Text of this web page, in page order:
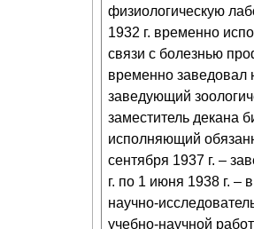
физиологическую
1932 г. временно
связи с болезнью
временно
заведующий
заместитель декана
исполняющий
сентября 1937 г. –
г. по 1 июня 1938 г. –
научно-
учебно-научной